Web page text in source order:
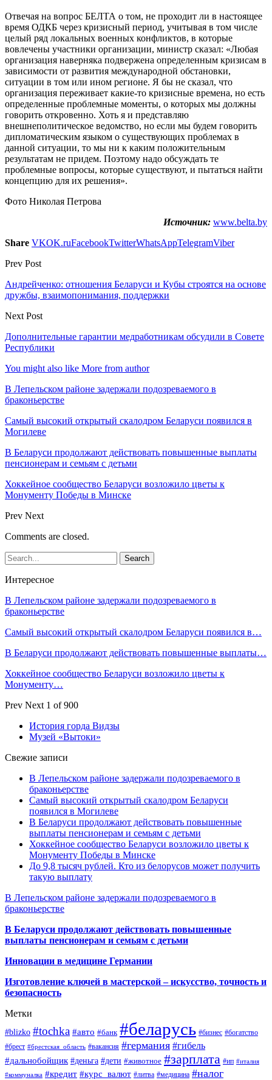
Отвечая на вопрос БЕЛТА о том, не проходит ли в настоящее
время ОДКБ через кризисный период, учитывая в том числе
целый ряд локальных военных конфликтов, в которые
вовлечены участники организации, министр сказал: «Любая
организация наверняка подвержена определенным кризисам в
зависимости от развития международной обстановки,
ситуации в том или ином регионе. Я бы не сказал, что
организация переживает какие-то кризисные времена, но есть
определенные проблемные моменты, о которых мы должны
говорить откровенно. Хоть я и представляю
внешнеполитическое ведомство, но если мы будем говорить
дипломатическим языком о существующих проблемах в
данной ситуации, то мы ни к каким положительным
результатам не придем. Поэтому надо обсуждать те
проблемные вопросы, которые существуют, и пытаться найти
концепцию для их решения».
Фото Николая Петрова
Источник: www.belta.by
Share VKOK.ruFacebookTwitterWhatsAppTelegramViber
Prev Post
Андрейченко: отношения Беларуси и Кубы строятся на основе
дружбы, взаимопонимания, поддержки
Next Post
Дополнительные гарантии медработникам обсудили в Совете
Республики
You might also like More from author
В Лепельском районе задержали подозреваемого в
браконьерстве
Самый высокий открытый скалодром Беларуси появился в
Могилеве
В Беларуси продолжают действовать повышенные выплаты
пенсионерам и семьям с детьми
Хоккейное сообщество Беларуси возложило цветы к
Монументу Победы в Минске
Prev Next
Comments are closed.
Интересное
В Лепельском районе задержали подозреваемого в
браконьерстве
Самый высокий открытый скалодром Беларуси появился в…
В Беларуси продолжают действовать повышенные выплаты…
Хоккейное сообщество Беларуси возложило цветы к
Монументу…
Prev Next 1 of 900
История горда Видзы
Музей «Вытоки»
Свежие записи
В Лепельском районе задержали подозреваемого в
браконьерстве
Самый высокий открытый скалодром Беларуси
появился в Могилеве
В Беларуси продолжают действовать повышенные
выплаты пенсионерам и семьям с детьми
Хоккейное сообщество Беларуси возложило цветы к
Монументу Победы в Минске
До 9,8 тысяч рублей. Кто из белорусов может получить
такую выплату
В Лепельском районе задержали подозреваемого в
браконьерстве
В Беларуси продолжают действовать повышенные
выплаты пенсионерам и семьям с детьми
Инновации в медицине Германии
Изготовление ключей в мастерской – искусство, точность и
безопасность
Метки
#blizko #tochka #авто #банк #беларусь #бизнес #богатство
#брест #брестская_область #вакансия #германия #гибель
#дальнобойщик #деньга #дети #животное #зарплата #ип #италия
#коммуналка #кредит #курс_валют #литва #медицина #налог